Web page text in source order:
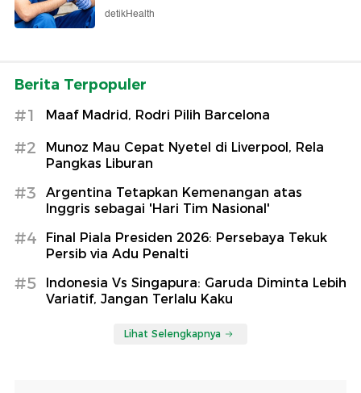
detikHealth
Berita Terpopuler
#1 Maaf Madrid, Rodri Pilih Barcelona
#2
Munoz Mau Cepat Nyetel di Liverpool, Rela
Pangkas Liburan
#3
Argentina Tetapkan Kemenangan atas
Inggris sebagai 'Hari Tim Nasional'
#4
Final Piala Presiden 2026: Persebaya Tekuk
Persib via Adu Penalti
#5
Indonesia Vs Singapura: Garuda Diminta Lebih
Variatif, Jangan Terlalu Kaku
Lihat Selengkapnya